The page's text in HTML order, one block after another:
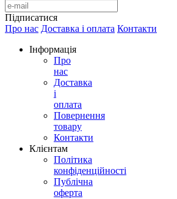
Підписатися
Про нас Доставка і оплата Контакти
Інформація
Про
нас
Доставка
і
оплата
Повернення
товару
Контакти
Клієнтам
Політика
конфіденційності
Публічна
оферта